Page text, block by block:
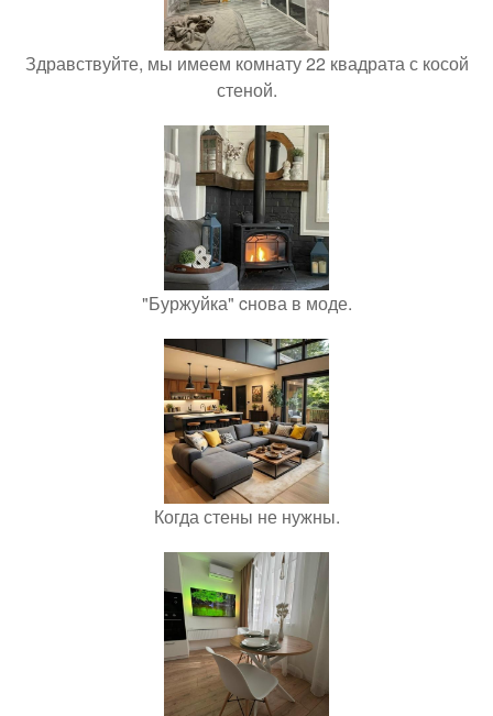
Здравствуйте, мы имеем комнату 22 квадрата с косой
стеной.
"Буржуйка" cнова в моде.
Когда стены не нужны.